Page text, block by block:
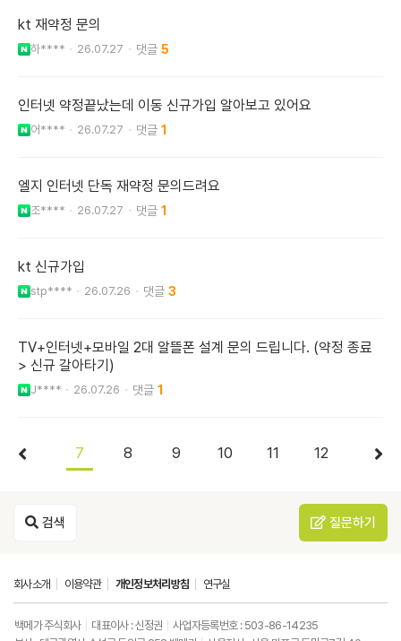
kt 재약정 문의
하**** 26.07.27 5
인터넷 약정끝났는데 이동 신규가입 알아보고 있어요
어**** 26.07.27 1
엘지 인터넷 단독 재약정 문의드려요
조**** 26.07.27 1
kt 신규가입
stp**** 26.07.26 3
TV+인터넷+모바일 2대 알뜰폰 설계 문의 드립니다. (약정 종료
> 신규 갈아타기)
J**** 26.07.26 1
7 8 9 10 11 12
검색 질문하기
회사소개 이용약관 개인정보처리방침 연구실
백메가 주식회사 대표이사 : 신정권
사업자등록번호 : 503-86-14235